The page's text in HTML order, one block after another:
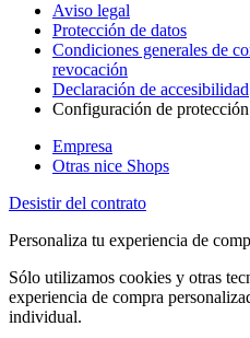
Aviso legal
Protección de datos
Condiciones generales de
revocación
Declaración de accesibilidad
Configuración de
Empresa
Otras nice Shops
Desistir del contrato
Personaliza tu experiencia de
Sólo utilizamos cookies y otras
experiencia de compra
individual.